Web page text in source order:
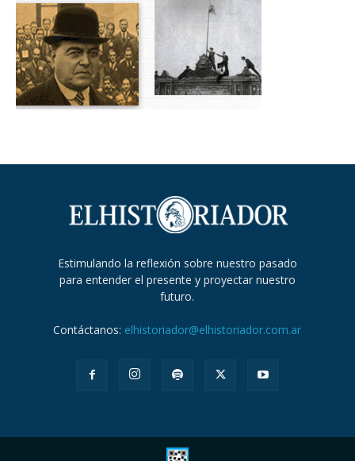
Estimulando la reflexión sobre nuestro pasado
para entender el presente y proyectar nuestro
futuro.
Contáctanos: elhistoriador@elhistoriador.com.ar